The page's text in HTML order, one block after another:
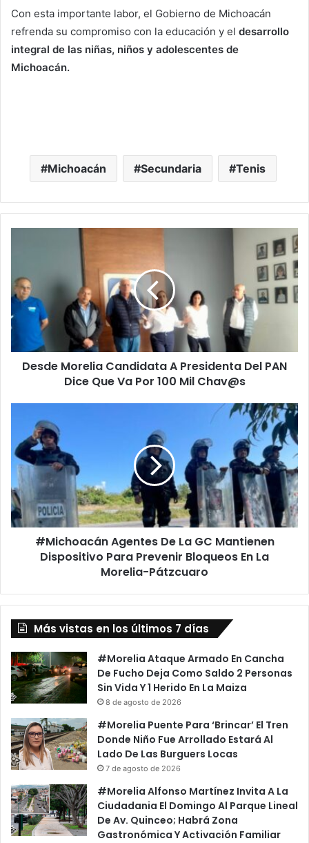
Con esta importante labor, el Gobierno de Michoacán
refrenda su compromiso con la educación y el desarrollo
integral de las niñas, niños y adolescentes de
Michoacán.
Michoacán Secundaria Tenis
A
Presidenta
Del
PAN
Que
Chav@s
Desde Morelia Candidata A Presidenta Del PAN
Dice Que Va Por 100 Mil Chav@s
Agentes
De
La
GC
Mantienen
Dispositivo
Para
Prevenir
Bloqueos
Pátzcuaro
#Michoacán Agentes De La GC Mantienen
Dispositivo Para Prevenir Bloqueos En La
Morelia-Pátzcuaro
Más vistas en los últimos 7 días
#Morelia Ataque Armado En Cancha
De Fucho Deja Como Saldo 2 Personas
Sin Vida Y 1 Herido En La Maiza
8 de agosto de 2026
#Morelia Puente Para ‘Brincar’ El Tren
Donde Niño Fue Arrollado Estará Al
Lado De Las Burguers Locas
7 de agosto de 2026
#Morelia Alfonso Martínez Invita A La
Ciudadania El Domingo Al Parque Lineal
De Av. Quinceo; Habrá Zona
Gastronómica Y Activación Familiar